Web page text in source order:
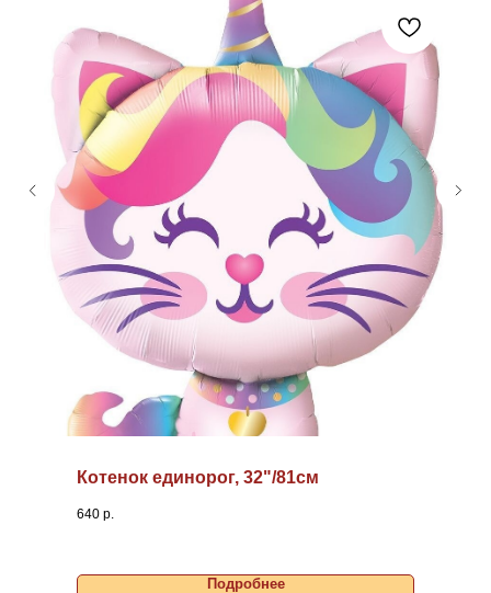
Котенок единорог, 32"/81см
640 р.
Подробнее